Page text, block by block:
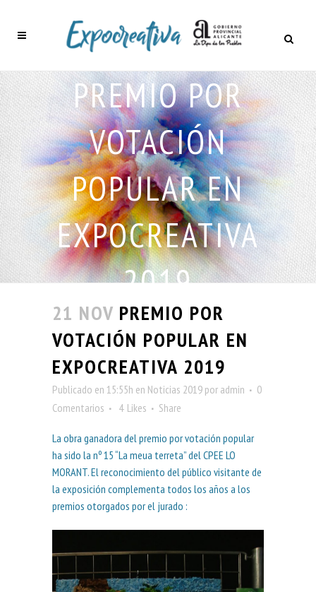
PREMIO POR
VOTACIÓN
POPULAR EN
EXPOCREATIVA
2019
21 NOV PREMIO POR
VOTACIÓN POPULAR EN
EXPOCREATIVA 2019
Publicado en 15:55h en Noticias 2019 por admin
0
Comentarios
4 Likes Share
La obra ganadora del premio por votación popular
ha sido la nº 15 “La meua terreta” del CPEE LO
MORANT. El reconocimiento del público visitante de
la exposición complementa todos los años a los
premios otorgados por el jurado :